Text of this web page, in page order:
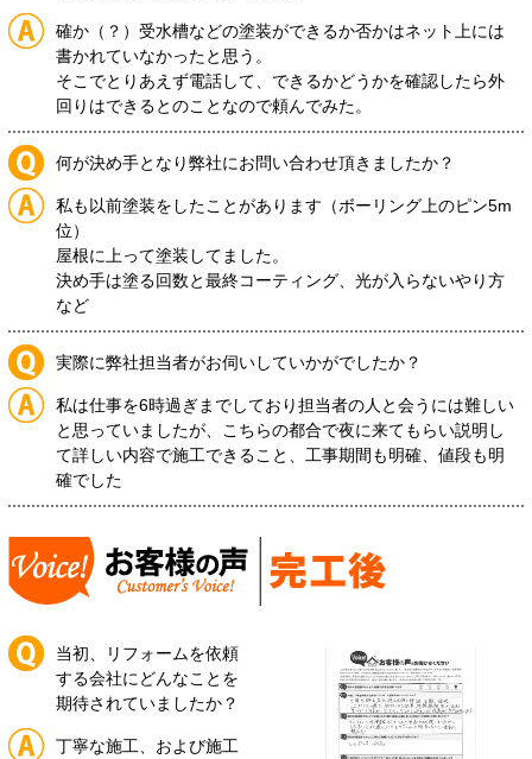
確か（？）受水槽などの塗装ができるか否かはネット上には
書かれていなかったと思う。
そこでとりあえず電話して、できるかどうかを確認したら外
回りはできるとのことなので頼んでみた。
何が決め手となり弊社にお問い合わせ頂きましたか？
私も以前塗装をしたことがあります（ボーリング上のピン5m
位）
屋根に上って塗装してました。
決め手は塗る回数と最終コーティング、光が入らないやり方
など
実際に弊社担当者がお伺いしていかがでしたか？
私は仕事を6時過ぎまでしており担当者の人と会うには難しい
と思っていましたが、こちらの都合で夜に来てもらい説明し
て詳しい内容で施工できること、工事期間も明確、値段も明
確でした
当初、リフォームを依頼
する会社にどんなことを
期待されていましたか？
丁寧な施工、および施工